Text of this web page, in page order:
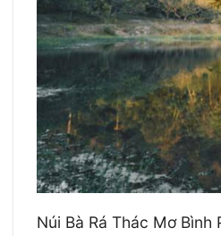
Núi Bà Rá Thác Mơ